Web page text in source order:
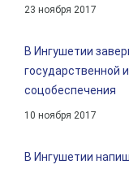
23 ноября 2017
В Ингушетии
государственной
соцобеспечения
10 ноября 2017
В Ингушетии